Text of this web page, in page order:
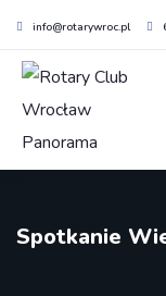
info@rotarywroc.pl
Spotkanie